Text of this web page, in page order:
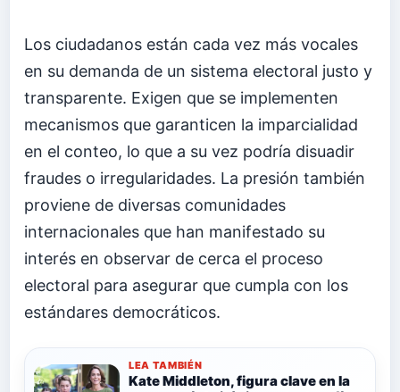
Los ciudadanos están cada vez más vocales
en su demanda de un sistema electoral justo y
transparente. Exigen que se implementen
mecanismos que garanticen la imparcialidad
en el conteo, lo que a su vez podría disuadir
fraudes o irregularidades. La presión también
proviene de diversas comunidades
internacionales que han manifestado su
interés en observar de cerca el proceso
electoral para asegurar que cumpla con los
estándares democráticos.
LEA TAMBIÉN
Kate Middleton, figura clave en la